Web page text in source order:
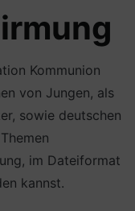
Kommunion
von Jungen, als
sowie deutschen
im Dateiformat
kannst.